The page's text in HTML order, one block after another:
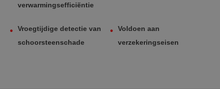
verwarmingsefficiëntie
•
Vroegtijdige detectie van
schoorsteenschade
•
Voldoen aan
verzekeringseisen